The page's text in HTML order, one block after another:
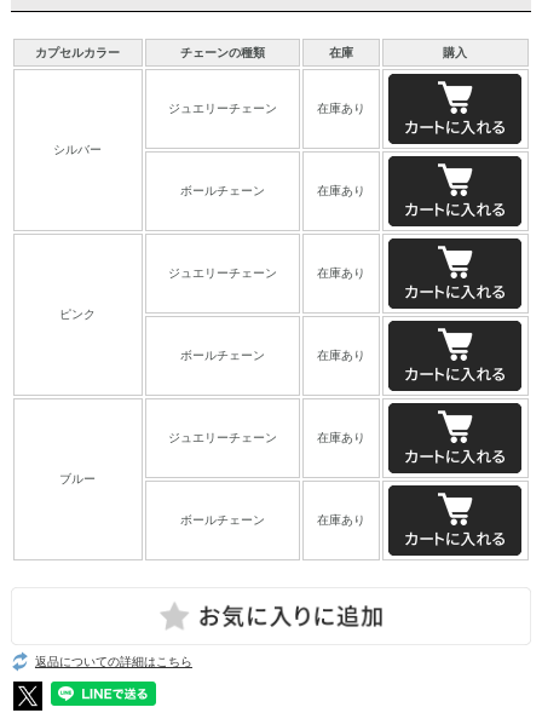
カプセルカラー チェーンの種類 在庫 購入
シルバー
ジュエリーチェーン 在庫あり
ボールチェーン 在庫あり
ピンク
ジュエリーチェーン 在庫あり
ボールチェーン 在庫あり
ブルー
ジュエリーチェーン 在庫あり
ボールチェーン 在庫あり
返品についての詳細はこちら